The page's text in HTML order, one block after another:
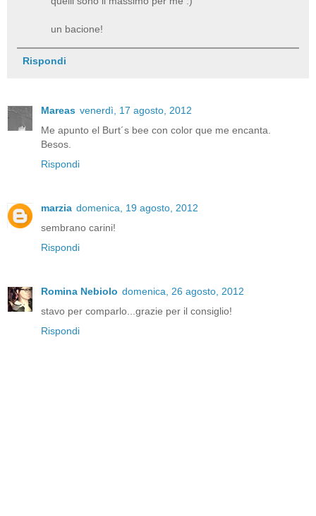
un bacione!
Rispondi
Mareas venerdì, 17 agosto, 2012
Me apunto el Burt´s bee con color que me encanta.
Besos.
Rispondi
marzia domenica, 19 agosto, 2012
sembrano carini!
Rispondi
Romina Nebiolo domenica, 26 agosto, 2012
stavo per comparlo...grazie per il consiglio!
Rispondi